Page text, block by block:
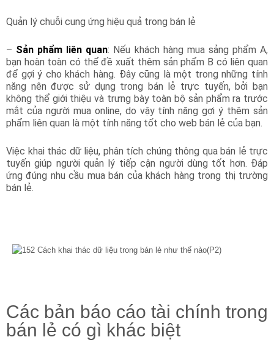
Quản lý chuỗi cung ứng hiệu quả trong bán lẻ
– Sản phẩm liên quan: Nếu khách hàng mua sảng phẩm A,
bạn hoàn toàn có thể đề xuất thêm sản phẩm B có liên quan
để gợi ý cho khách hàng. Đây cũng là một trong những tính
năng nên được sử dụng trong bán lẻ trực tuyến, bởi bạn
không thể giới thiệu và trưng bày toàn bộ sản phẩm ra trước
mắt của người mua online, do vậy tính năng gợi ý thêm sản
phẩm liên quan là một tính năng tốt cho web bán lẻ của bạn.
Việc khai thác dữ liệu, phân tích chúng thông qua bán lẻ trực
tuyến giúp người quản lý tiếp cận người dùng tốt hơn. Đáp
ứng đúng nhu cầu mua bán của khách hàng trong thị trường
bán lẻ.
Các bản báo cáo tài chính trong
bán lẻ có gì khác biệt